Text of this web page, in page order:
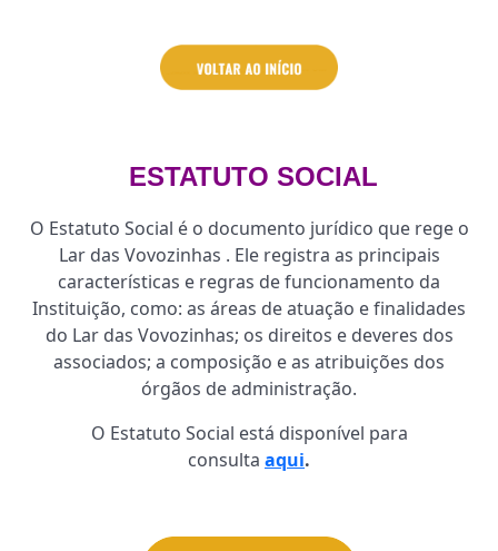
ESTATUTO SOCIAL
O Estatuto Social é o documento jurídico que rege o
Lar das Vovozinhas . Ele registra as principais
características e regras de funcionamento da
Instituição, como: as áreas de atuação e finalidades
do Lar das Vovozinhas; os direitos e deveres dos
associados; a composição e as atribuições dos
órgãos de administração.
O Estatuto Social está disponível para
consulta aqui.